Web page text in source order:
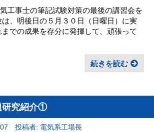
工事士の筆記試験対策の最後の講習会を
、明後日の５月３０日（日曜日）に実
での成果を存分に発揮して、頑張って
続きを読む
究紹介①
投稿者: 電気系工場長